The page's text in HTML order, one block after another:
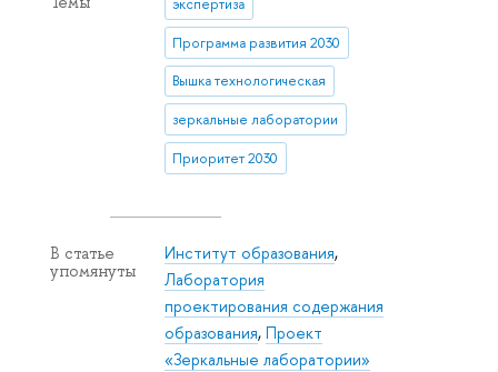
экспертиза
Программа развития 2030
Вышка технологическая
зеркальные лаборатории
Приоритет 2030
В статье
упомянуты
Институт образования,
Лаборатория
проектирования содержания
образования,Проект
«Зеркальные лаборатории»